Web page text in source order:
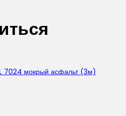
7024 мокрый асфальт (3м)